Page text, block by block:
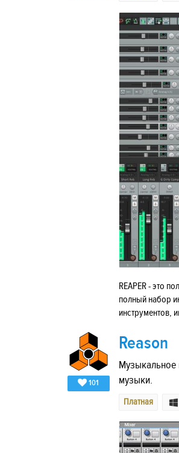
REAPER - это
полный набор
инструментов,
101
Reason
Музыкальное
музыки.
Платная